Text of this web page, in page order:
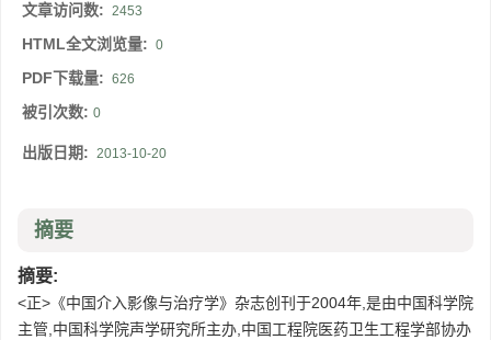
文章访问数: 2453
HTML全文浏览量: 0
PDF下载量: 626
被引次数: 0
出版日期: 2013-10-20
摘要
摘要:
<正>《中国介入影像与治疗学》杂志创刊于2004年,是由中国科学院
主管,中国科学院声学研究所主办,中国工程院医药卫生工程学部协办